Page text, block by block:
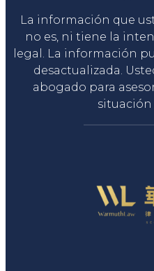
La información que
no es, ni tiene la
legal. La información
desactualizada.
abogado para